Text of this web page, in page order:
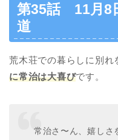
第35話 11月8
道
荒木荘での暮らしに別れ
に常治は大喜びです。
常治さ〜ん、嬉し